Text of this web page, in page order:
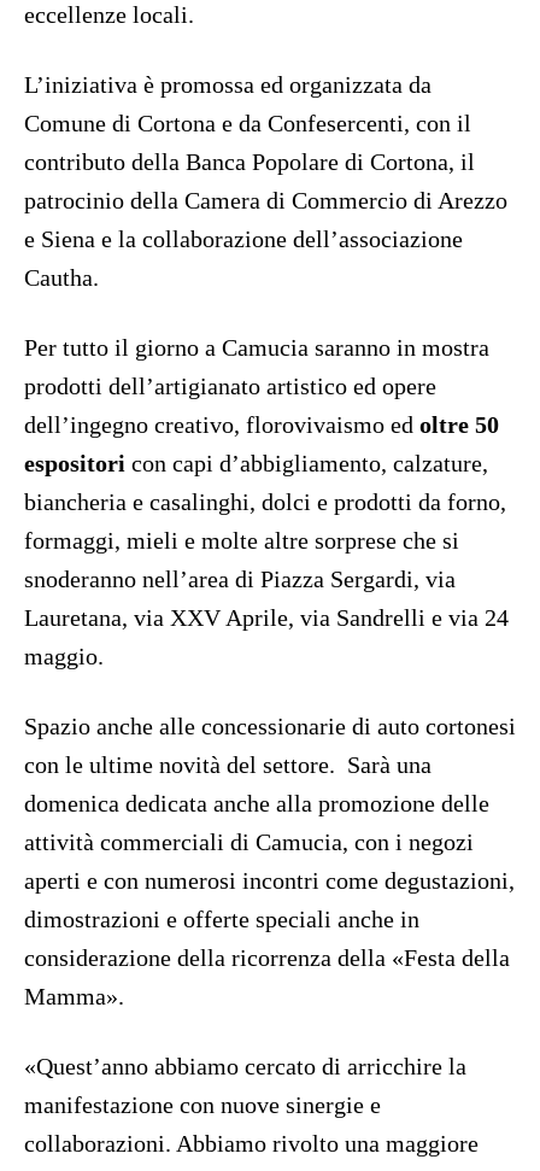
eccellenze locali.
L’iniziativa è promossa ed organizzata da
Comune di Cortona e da Confesercenti, con il
contributo della Banca Popolare di Cortona, il
patrocinio della Camera di Commercio di Arezzo
e Siena e la collaborazione dell’associazione
Cautha.
Per tutto il giorno a Camucia saranno in mostra
prodotti dell’artigianato artistico ed opere
dell’ingegno creativo, florovivaismo ed oltre 50
espositori con capi d’abbigliamento, calzature,
biancheria e casalinghi, dolci e prodotti da forno,
formaggi, mieli e molte altre sorprese che si
snoderanno nell’area di Piazza Sergardi, via
Lauretana, via XXV Aprile, via Sandrelli e via 24
maggio.
Spazio anche alle concessionarie di auto cortonesi
con le ultime novità del settore. Sarà una
domenica dedicata anche alla promozione delle
attività commerciali di Camucia, con i negozi
aperti e con numerosi incontri come degustazioni,
dimostrazioni e offerte speciali anche in
considerazione della ricorrenza della «Festa della
Mamma».
«Quest’anno abbiamo cercato di arricchire la
manifestazione con nuove sinergie e
collaborazioni. Abbiamo rivolto una maggiore